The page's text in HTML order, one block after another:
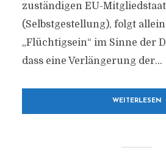
zuständigen EU-
(Selbstgestellung), folgt
„Flüchtigsein“ im Sinne der
dass eine Verlängerung der...
WEITERLESEN